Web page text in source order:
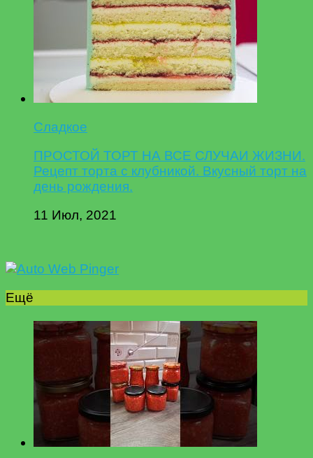
Сладкое
ПРОСТОЙ ТОРТ НА ВСЕ СЛУЧАИ ЖИЗНИ.
Рецепт торта с клубникой. Вкусный торт на
день рождения.
11 Июл, 2021
Ещё